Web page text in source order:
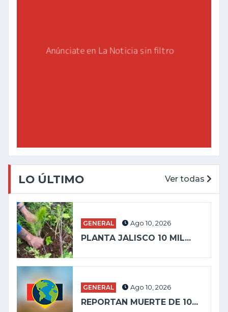
LO ÚLTIMO Ver todas
GENERAL Ago 10, 2026
PLANTA JALISCO 10 MIL...
GENERAL Ago 10, 2026
REPORTAN MUERTE DE 10...